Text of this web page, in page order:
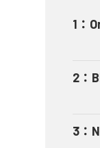
1 ：
2 ：
3 ：